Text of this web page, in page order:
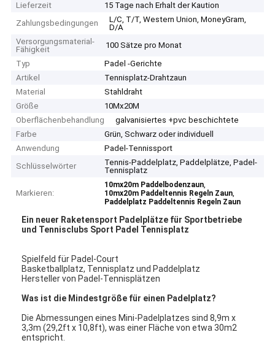
Lieferzeit
15 Tage nach Erhalt der Kaution
Zahlungsbedingungen
L/C, T/T, Western Union, MoneyGram,
D/A
Versorgungsmaterial-
Fähigkeit
100 Sätze pro Monat
Typ
Padel -Gerichte
Artikel
Tennisplatz-Drahtzaun
Material
Stahldraht
Größe
10Mx20M
Oberflächenbehandlung
galvanisiertes +pvc beschichtete
Farbe
Grün, Schwarz oder individuell
Anwendung
Padel-Tennissport
Schlüsselwörter
Tennis-Paddelplatz, Paddelplätze, Padel-
Tennisplatz
Markieren:
10mx20m Paddelbodenzaun,
10mx20m Paddeltennis Regeln Zaun,
Paddelplatz Paddeltennis Regeln Zaun
Ein neuer Raketensport Padelplätze für Sportbetriebe
und Tennisclubs Sport Padel Tennisplatz
Spielfeld für Padel-Court
Basketballplatz, Tennisplatz und Paddelplatz
Hersteller von Padel-Tennisplätzen
Was ist die Mindestgröße für einen Padelplatz?
Die Abmessungen eines Mini-Padelplatzes sind 8,9m x
3,3m (29,2ft x 10,8ft), was einer Fläche von etwa 30m2
entspricht.